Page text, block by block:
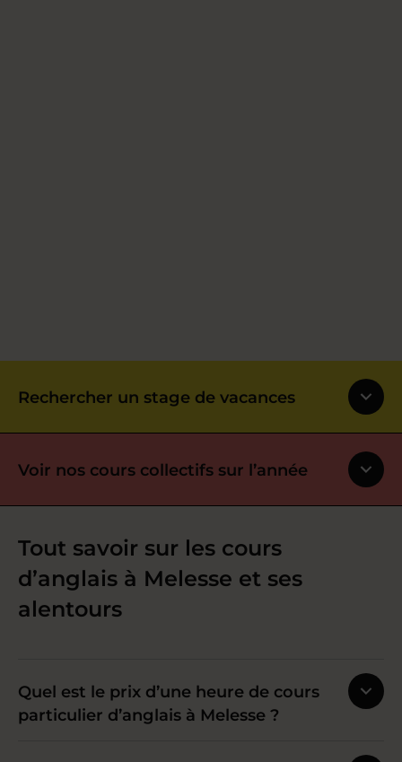
Rechercher un stage de vacances
Voir nos cours collectifs sur l’année
Tout savoir sur les cours
d’anglais à Melesse et ses
alentours
Quel est le prix d’une heure de cours
particulier d’anglais à Melesse ?